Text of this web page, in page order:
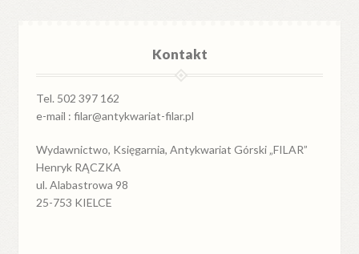
Kontakt
Tel. 502 397 162
e-mail : filar@antykwariat-filar.pl
Wydawnictwo, Księgarnia, Antykwariat Górski „FILAR”
Henryk RĄCZKA
ul. Alabastrowa 98
25-753 KIELCE